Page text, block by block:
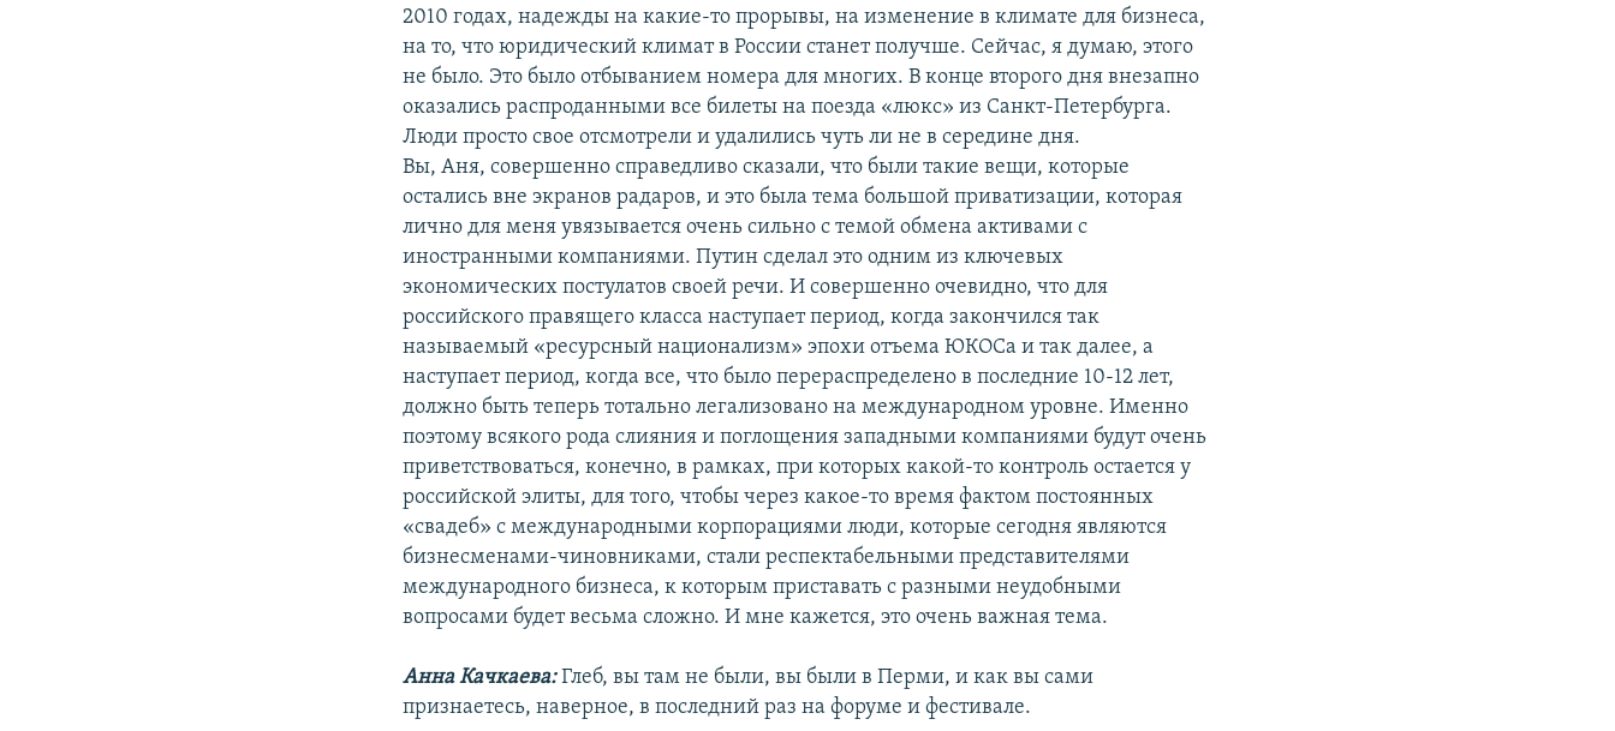
2010 годах, надежды на какие-то прорывы, на изменение в климате для бизнеса,
на то, что юридический климат в России станет получше. Сейчас, я думаю, этого
не было. Это было отбыванием номера для многих. В конце второго дня внезапно
оказались распроданными все билеты на поезда «люкс» из Санкт-Петербурга.
Люди просто свое отсмотрели и удалились чуть ли не в середине дня.
Вы, Аня, совершенно справедливо сказали, что были такие вещи, которые
остались вне экранов радаров, и это была тема большой приватизации, которая
лично для меня увязывается очень сильно с темой обмена активами с
иностранными компаниями. Путин сделал это одним из ключевых
экономических постулатов своей речи. И совершенно очевидно, что для
российского правящего класса наступает период, когда закончился так
называемый «ресурсный национализм» эпохи отъема ЮКОСа и так далее, а
наступает период, когда все, что было перераспределено в последние 10-12 лет,
должно быть теперь тотально легализовано на международном уровне. Именно
поэтому всякого рода слияния и поглощения западными компаниями будут очень
приветствоваться, конечно, в рамках, при которых какой-то контроль остается у
российской элиты, для того, чтобы через какое-то время фактом постоянных
«свадеб» с международными корпорациями люди, которые сегодня являются
бизнесменами-чиновниками, стали респектабельными представителями
международного бизнеса, к которым приставать с разными неудобными
вопросами будет весьма сложно. И мне кажется, это очень важная тема.
Анна Качкаева:Глеб, вы там не были, вы были в Перми, и как вы сами
признаетесь, наверное, в последний раз на форуме и фестивале.